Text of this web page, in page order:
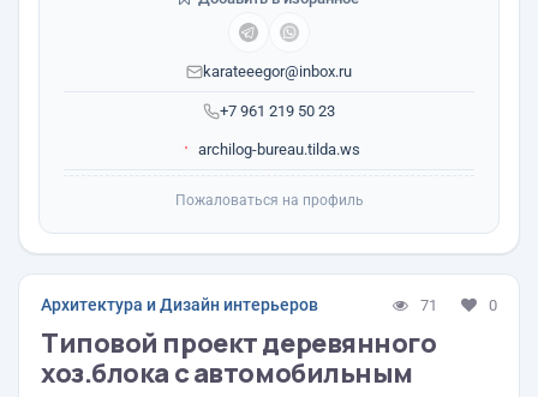
+7 961 219 50 23
karateeegor@inbox.ru
archilog-bureau.tilda.ws
Пожаловаться на профиль
Архитектура и Дизайн интерьеров 71 0
Типовой проект деревянного
хоз.блока с автомобильным